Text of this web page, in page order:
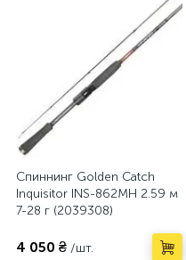
Спиннинг Golden Catch
Inquisitor INS-862MH 2.59 м
7-28 г (2039308)
4 050 ₴ /шт.